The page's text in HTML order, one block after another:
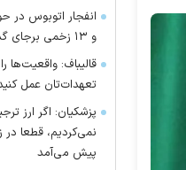
و ۱۳ زخمی برجای گذاشت
قالیباف: واقعیت‌ها
تعهدات‌تان عمل
پزشکیان: اگر ارز
نمی‌کردیم، قطعا
پیش می‌آمد